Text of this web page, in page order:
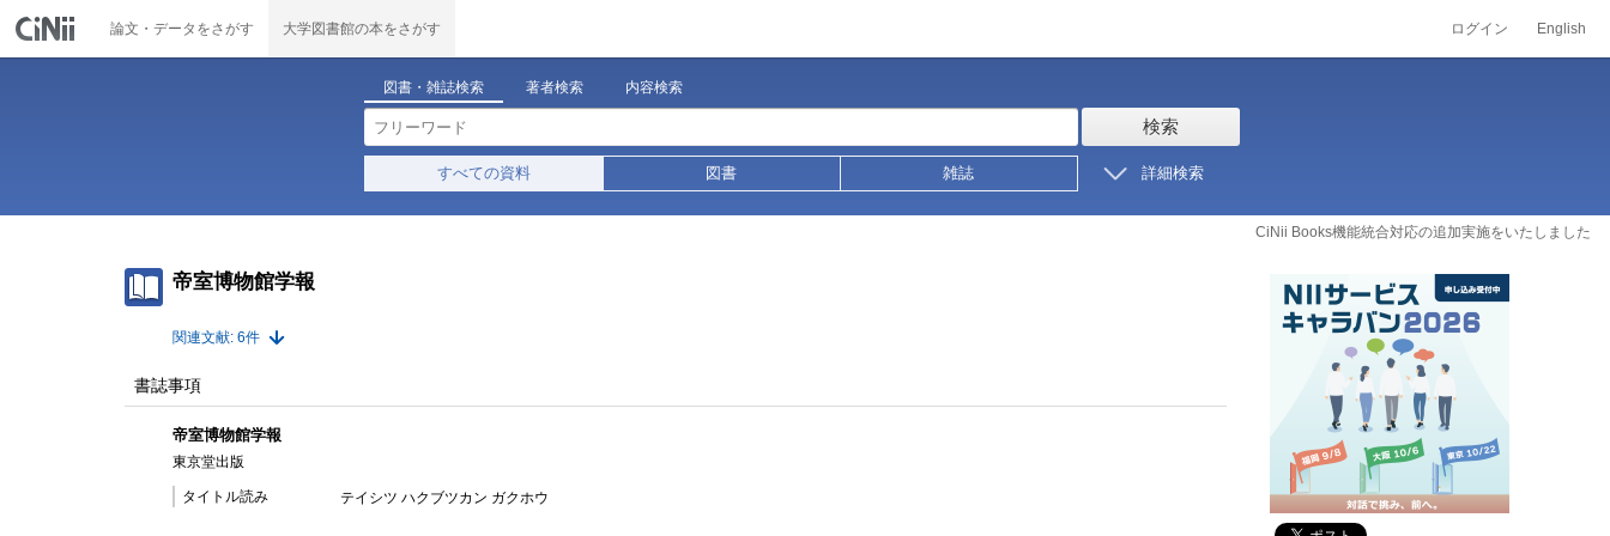
論文・データをさがす 大学図書館の本をさがす ログイン English
図書・雑誌検索 著者検索 内容検索
検索
すべての資料 図書 雑誌 詳細検索
CiNii Books機能統合対応の追加実施をいたしました
帝室博物館学報
関連文献: 6件
書誌事項
帝室博物館学報
東京堂出版
タイトル読み テイシツ ハクブツカン ガクホウ